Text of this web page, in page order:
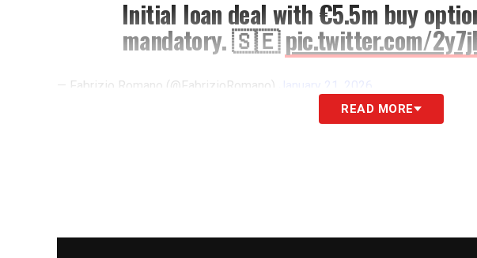
Initial loan deal with €5.5m buy
mandatory. 🇸🇪pic.twitter.com/
— Fabrizio Romano (@FabrizioRomano) January 21, 2026
🚨🔴🔵ESCLUSIVA: Il Genoa raggiunge un
READ MORE